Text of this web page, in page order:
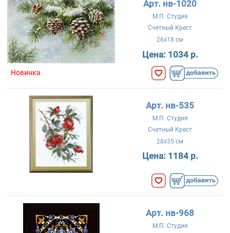
Арт. нв-1020
М.П. Студия
Счетный Крест
26x18 см
Цена: 1034 р.
Новинка
Арт. нв-535
М.П. Студия
Счетный Крест
28x35 см
Цена: 1184 р.
Арт. нв-968
М.П. Студия